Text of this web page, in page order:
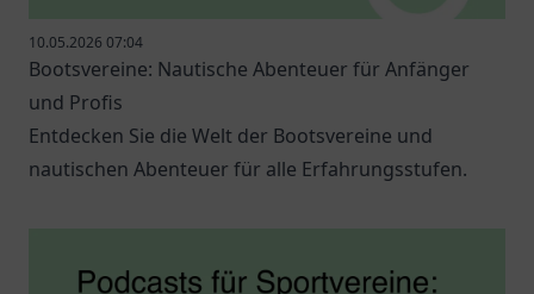
10.05.2026 07:04
Bootsvereine: Nautische Abenteuer für Anfänger
und Profis
Entdecken Sie die Welt der Bootsvereine und
nautischen Abenteuer für alle Erfahrungsstufen.